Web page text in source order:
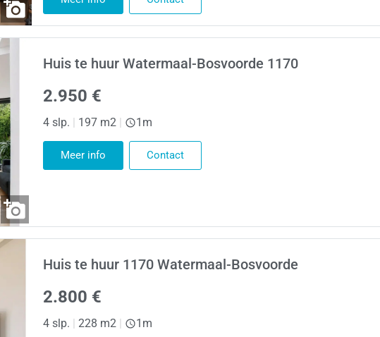
Huis te huur Watermaal-Bosvoorde 1170
2.950 €
4 slp. | 197 m2 | 1m
Meer info Contact
Huis te huur 1170 Watermaal-Bosvoorde
2.800 €
4 slp. | 228 m2 | 1m